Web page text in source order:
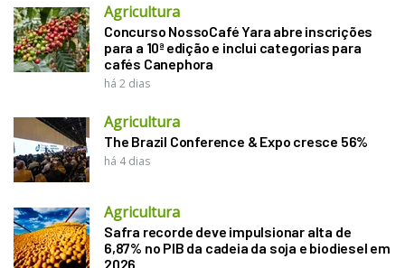
Agricultura
Concurso NossoCafé Yara abre inscrições
para a 10ª edição e inclui categorias para
cafés Canephora
há 2 dias
Agricultura
The Brazil Conference & Expo cresce 56%
há 4 dias
Agricultura
Safra recorde deve impulsionar alta de
6,87% no PIB da cadeia da soja e biodiesel em
2026